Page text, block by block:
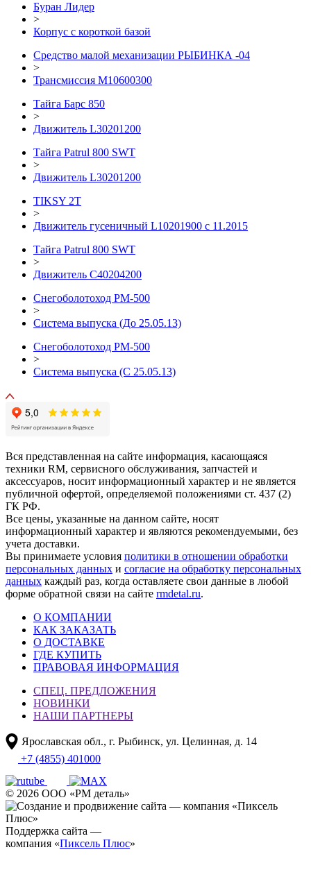
Буран Лидер
>
Корпус с короткой базой
Средство малой механизации РЫБИНКА -04
>
Трансмиссия М10600300
Тайга Барс 850
>
Движитель L30201200
Тайга Patrul 800 SWT
>
Движитель L30201200
TIKSY 2T
>
Движитель гусеничный L10201900 с 11.2015
Тайга Patrul 800 SWT
>
Движитель С40204200
Снегоболотоход РМ-500
>
Система выпуска (До 25.05.13)
Снегоболотоход РМ-500
>
Система выпуска (С 25.05.13)
Вся представленная на сайте информация, касающаяся
техники RM, сервисного обслуживания, запчастей и
аксессуаров, носит информационный характер и не является
публичной офертой, определяемой положениями ст. 437 (2)
ГК РФ.
Все цены, указанные на данном сайте, носят
информационный характер и являются рекомендуемыми, без
учета доставки.
Вы принимаете условия политики в отношении обработки
персональных данных и согласие на обработку персональных
данных каждый раз, когда оставляете свои данные в любой
форме обратной связи на сайте rmdetal.ru.
О КОМПАНИИ
КАК ЗАКАЗАТЬ
О ДОСТАВКЕ
ГДЕ КУПИТЬ
ПРАВОВАЯ ИНФОРМАЦИЯ
СПЕЦ. ПРЕДЛОЖЕНИЯ
НОВИНКИ
НАШИ ПАРТНЕРЫ
Ярославская обл., г. Рыбинск, ул. Целинная, д. 14
+7 (4855) 401000
© 2026 ООО «РМ деталь»
Поддержка сайта —
компания «Пиксель Плюс»